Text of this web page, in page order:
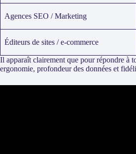
Agences SEO / Marketing
Éditeurs de sites / e-commerce
Il apparaît clairement que pour répondre à
ergonomie, profondeur des données et